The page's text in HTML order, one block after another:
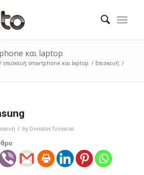
και laptop
/ επισκευή smartphone και laptop / Επισκευή /
/ by Donatos Tzovaras